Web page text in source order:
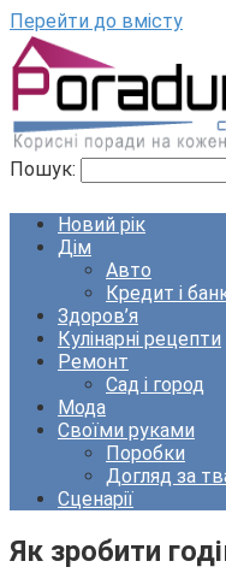
Перейти до вмісту
Пошук:
Новий рік
Дім
Авто
Кредит і
Здоров’я
Кулінарні рецепти
Ремонт
Сад і город
Мода
Своїми руками
Поробки
Догляд за
Сценарії
Як зробити